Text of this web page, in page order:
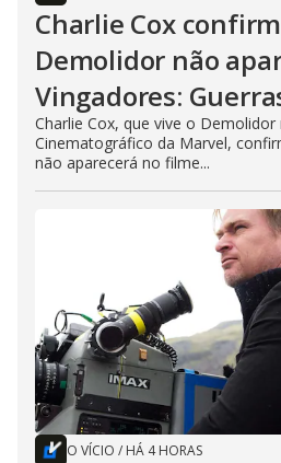
Charlie Cox
Demolidor não
Vingadores:
Charlie Cox, que vive o Demolidor
Cinematográfico da Marvel,
não aparecerá no filme...
O VÍCIO / HÁ 4 HORAS